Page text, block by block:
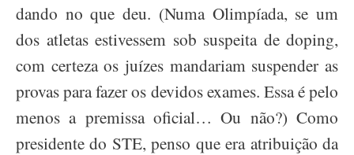
dando no que deu. (Numa Olimpíada, se um
dos atletas estivessem sob suspeita de doping,
com certeza os juízes mandariam suspender as
provas para fazer os devidos exames. Essa é pelo
menos a premissa oficial… Ou não?) Como
presidente do STE, penso que era atribuição da